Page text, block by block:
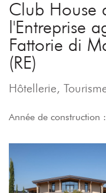
Club House
l'Entreprise
Fattorie di
(RE)
Hôtellerie,
Année de construction